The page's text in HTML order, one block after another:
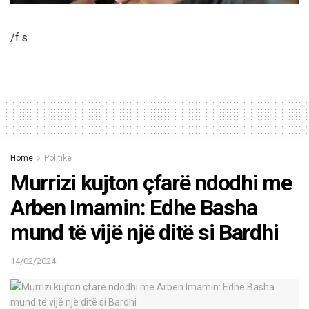
/f.s
Home Politikë
Murrizi kujton çfarë ndodhi me
Arben Imamin: Edhe Basha
mund të vijë një ditë si Bardhi
14/02/2024